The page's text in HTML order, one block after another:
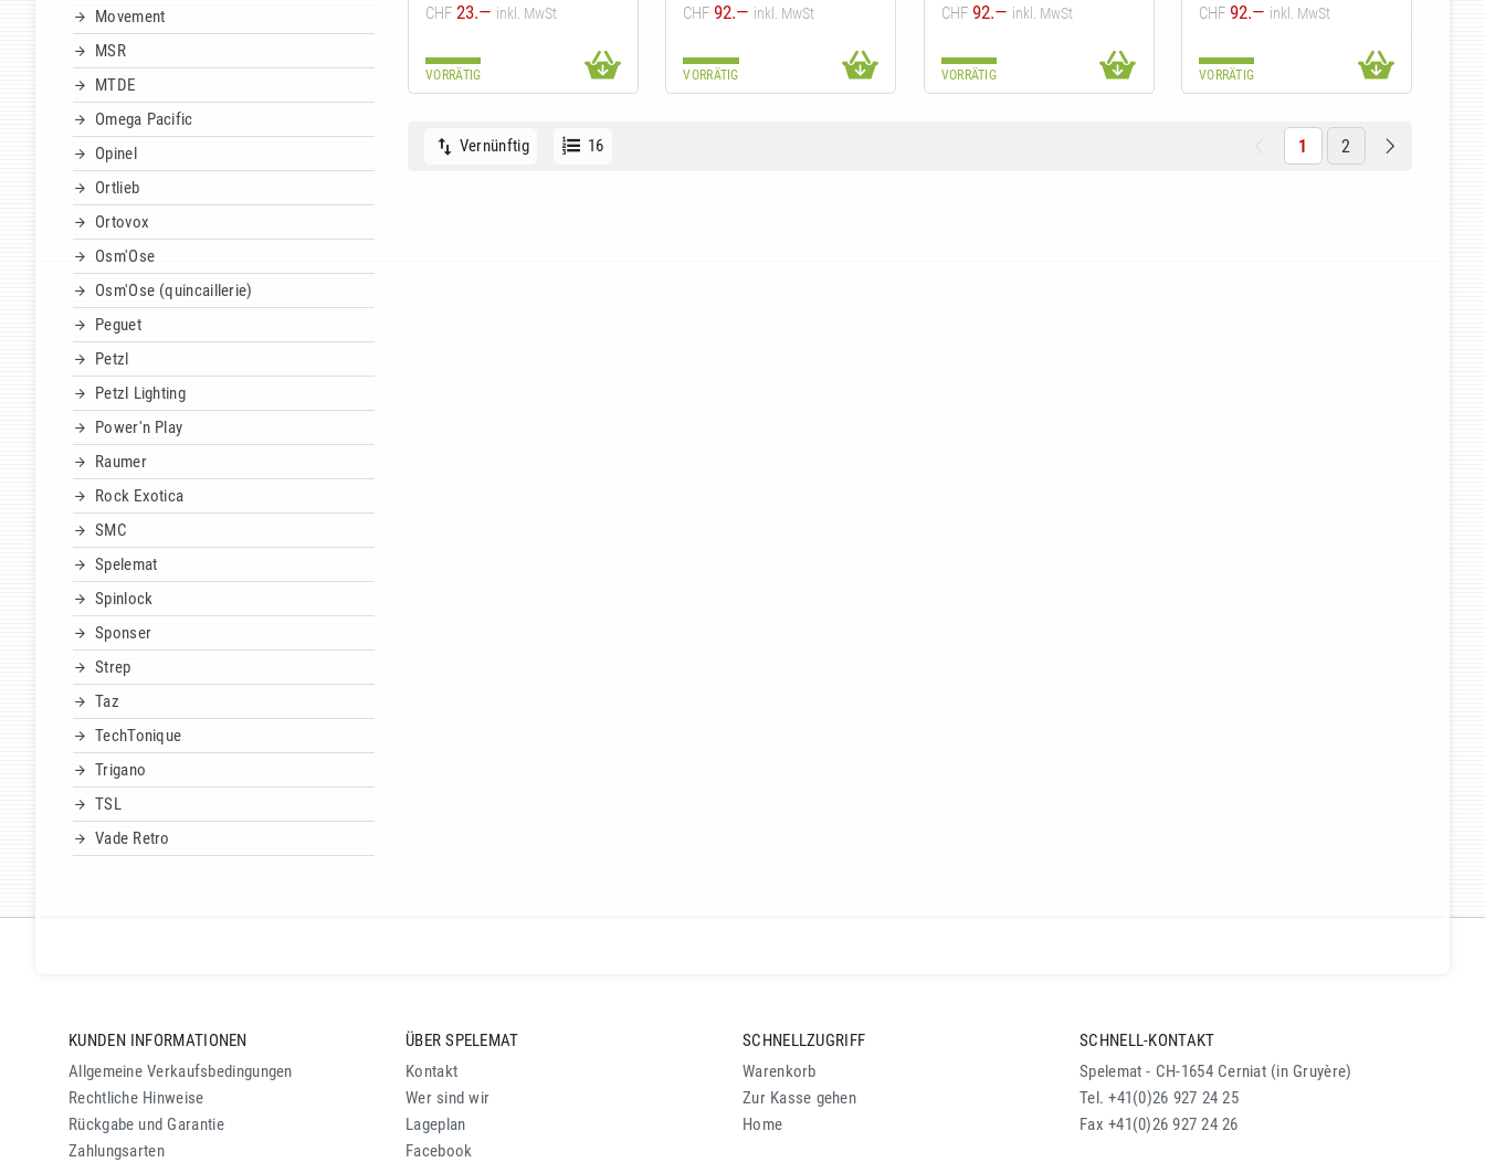
Movement
MSR
MTDE
Omega Pacific
Opinel
Ortlieb
Ortovox
Osm'Ose
Osm'Ose (quincaillerie)
Peguet
Petzl
Petzl Lighting
Power'n Play
Raumer
Rock Exotica
SMC
Spelemat
Spinlock
Sponser
Strep
Taz
TechTonique
Trigano
TSL
Vade Retro
CHF 23.— inkl. MwSt
VORRÄTIG
CHF 92.— inkl. MwSt
VORRÄTIG
CHF 92.— inkl. MwSt
VORRÄTIG
CHF 92.— inkl. MwSt
VORRÄTIG
Vernünftig 16 1 2
KUNDEN INFORMATIONEN
Allgemeine Verkaufsbedingungen
Rechtliche Hinweise
Rückgabe und Garantie
Zahlungsarten
ÜBER SPELEMAT
Kontakt
Wer sind wir
Lageplan
Facebook
SCHNELLZUGRIFF
Warenkorb
Zur Kasse gehen
Home
SCHNELL-KONTAKT
Spelemat - CH-1654 Cerniat (in Gruyère)
Tel. +41(0)26 927 24 25
Fax +41(0)26 927 24 26